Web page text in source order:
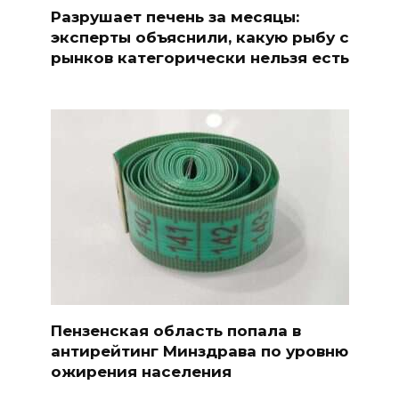
Разрушает печень за месяцы:
эксперты объяснили, какую рыбу с
рынков категорически нельзя есть
Пензенская область попала в
антирейтинг Минздрава по уровню
ожирения населения